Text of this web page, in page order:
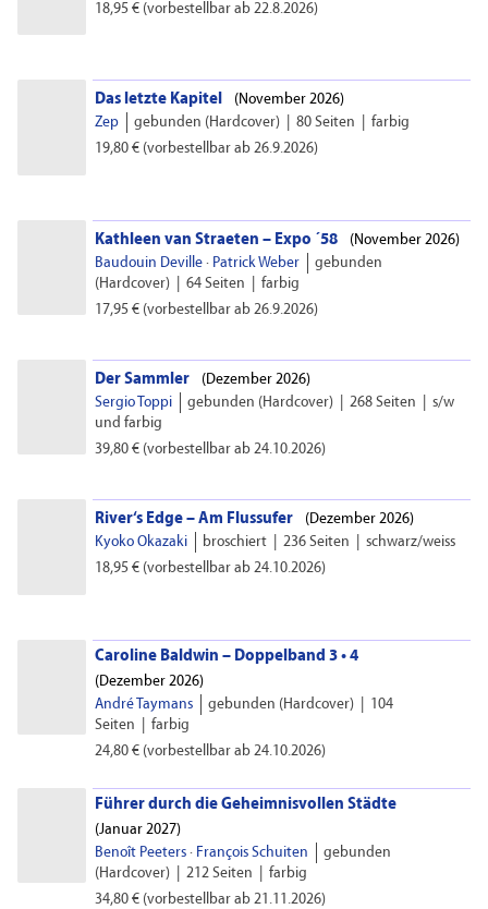
18,95 € (vorbestellbar ab 22.8.2026)
Das letzte Kapitel (November 2026)
Zep
gebunden (Hardcover) 80 Seiten
farbig
19,80 € (vorbestellbar ab 26.9.2026)
Kathleen van Straeten – Expo ´58 (November 2026)
Baudouin Deville · Patrick Weber
gebunden
(Hardcover)
64 Seiten
farbig
17,95 € (vorbestellbar ab 26.9.2026)
Der Sammler ( Dezember 2026)
Sergio Toppi
gebunden (Hardcover) 268 Seiten
s/w
und farbig
39,80 € (vorbestellbar ab 24.10.2026)
River‘s Edge – Am Flussufer (Dezember 2026)
Kyoko Okazaki
broschiert 236 Seiten
schwarz/weiss
18,95 € (vorbestellbar ab 24.10.2026)
Caroline Baldwin – Doppelband 3 • 4
(Dezember 2026)
André Taymans
gebunden (Hardcover)
104
Seiten
farbig
24,80 € (vorbestellbar ab 24.10.2026)
Führer durch die Geheimnisvollen Städte
(Januar 2027)
Benoît Peeters · François Schuiten
gebunden
(Hardcover)
212 Seiten
farbig
34,80 € (vorbestellbar ab 21.11.2026)